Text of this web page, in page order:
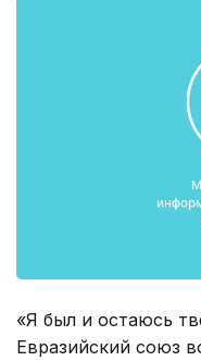
«Я был и остаюсь
Евразийский союз